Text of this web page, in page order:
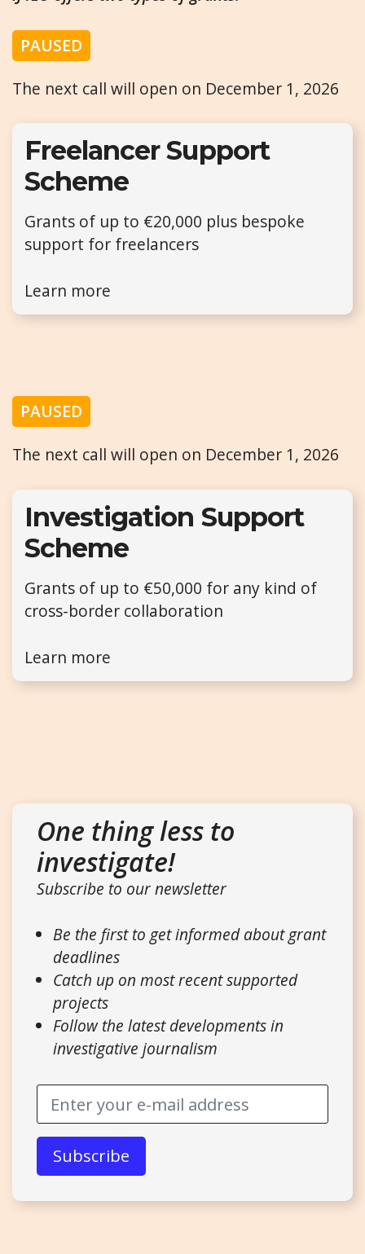
PAUSED
The next call will open on December 1, 2026
Freelancer Support
Scheme
Grants of up to €20,000 plus bespoke
support for freelancers
Learn more
PAUSED
The next call will open on December 1, 2026
Investigation Support
Scheme
Grants of up to €50,000 for any kind of
cross-border collaboration
Learn more
One thing less to
investigate!
Subscribe to our newsletter
Be the first to get informed about grant
deadlines
Catch up on most recent supported
projects
Follow the latest developments in
investigative journalism